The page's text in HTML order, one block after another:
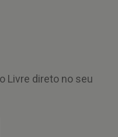
Livre direto no seu